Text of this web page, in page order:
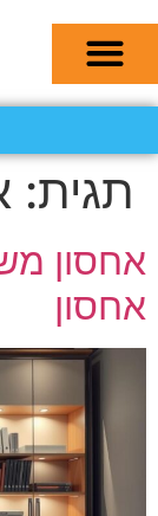
תגית:
אחסון
אחסון